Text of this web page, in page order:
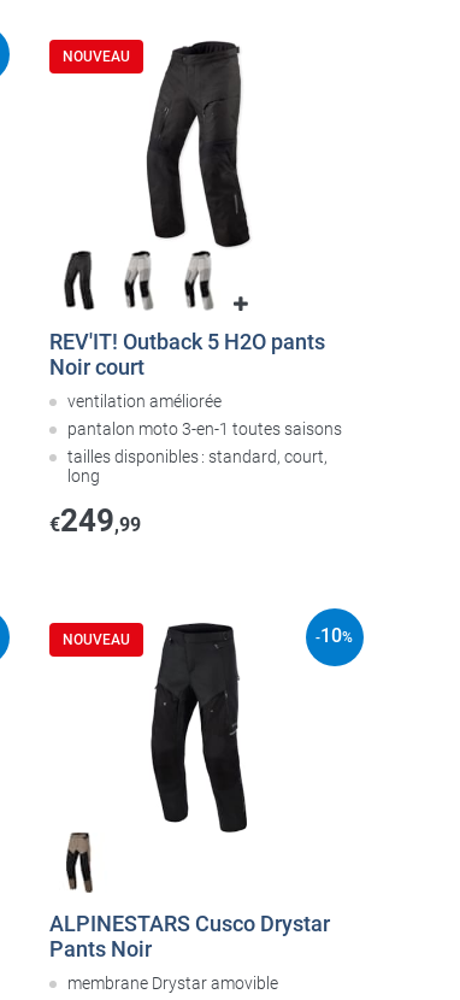
NOUVEAU
REV'IT! Outback 5 H2O pants
Noir court
ventilation améliorée
pantalon moto 3-en-1 toutes saisons
tailles disponibles : standard, court,
long
€249,99
NOUVEAU
ALPINESTARS Cusco Drystar
Pants Noir
membrane Drystar amovible
-10%